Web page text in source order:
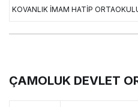
KOVANLIK İMAM HATİP
ÇAMOLUK DEVLET